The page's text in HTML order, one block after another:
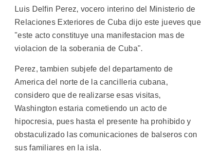
Luis Delfin Perez, vocero interino del Ministerio de
Relaciones Exteriores de Cuba dijo este jueves que
"este acto constituye una manifestacion mas de
violacion de la soberania de Cuba".
Perez, tambien subjefe del departamento de
America del norte de la cancilleria cubana,
considero que de realizarse esas visitas,
Washington estaria cometiendo un acto de
hipocresia, pues hasta el presente ha prohibido y
obstaculizado las comunicaciones de balseros con
sus familiares en la isla.